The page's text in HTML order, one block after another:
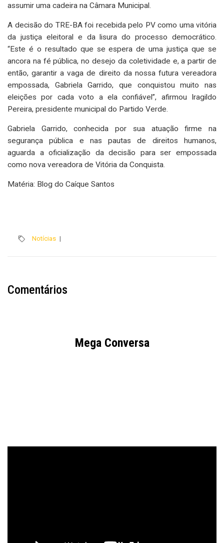
assumir uma cadeira na Câmara Municipal.
A decisão do TRE-BA foi recebida pelo PV como uma vitória
da justiça eleitoral e da lisura do processo democrático.
“Este é o resultado que se espera de uma justiça que se
ancora na fé pública, no desejo da coletividade e, a partir de
então, garantir a vaga de direito da nossa futura vereadora
empossada, Gabriela Garrido, que conquistou muito nas
eleições por cada voto a ela confiável”, afirmou Iragildo
Pereira, presidente municipal do Partido Verde.
Gabriela Garrido, conhecida por sua atuação firme na
segurança pública e nas pautas de direitos humanos,
aguarda a oficialização da decisão para ser empossada
como nova vereadora de Vitória da Conquista.
Matéria: Blog do Caíque Santos
Notícias |
Comentários
Mega Conversa